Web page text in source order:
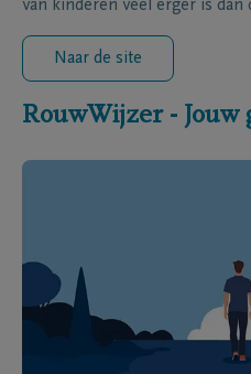
van kinderen veel erger is dan
Naar de site
RouwWijzer - Jouw